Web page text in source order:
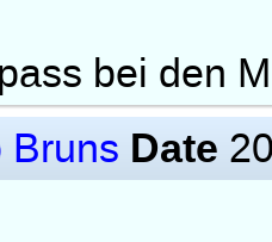
bei den
Bruns Date